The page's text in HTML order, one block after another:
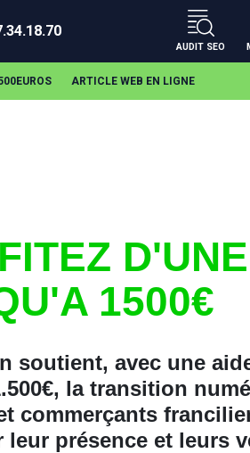
AUDIT SEO
ARTICLE WEB EN LIGNE
1500€
soutient, avec une
la transition
commerçants
leur présence et leurs